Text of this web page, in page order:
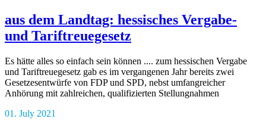
aus dem Landtag: hessisches Vergabe-
und Tariftreuegesetz
Es hätte alles so einfach sein können .... zum hessischen Vergabe
und Tariftreuegesetz gab es im vergangenen Jahr bereits zwei
Gesetzesentwürfe von FDP und SPD, nebst umfangreicher
Anhörung mit zahlreichen, qualifizierten Stellungnahmen
01. July 2021